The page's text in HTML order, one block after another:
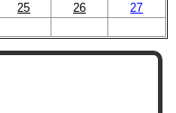
25 26
27